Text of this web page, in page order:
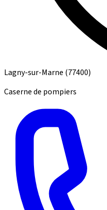
Lagny-sur-Marne (77400)
Caserne de pompiers